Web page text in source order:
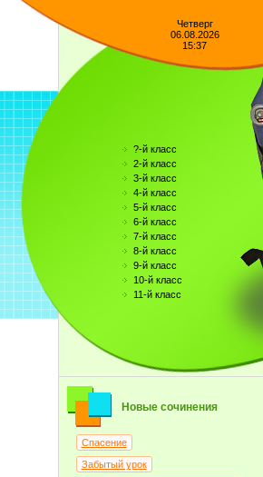
Четверг
06.08.2026
15:37
?-й класс
2-й класс
3-й класс
4-й класс
5-й класс
6-й класс
7-й класс
8-й класс
9-й класс
10-й класс
11-й класс
Новые сочинения
Спасение
Забытый урок